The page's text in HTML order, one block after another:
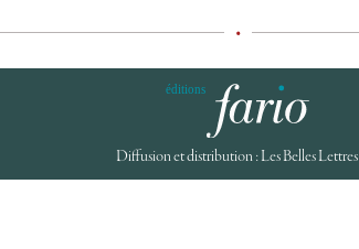
•
Diffusion et distribution : Les Belles Lettres